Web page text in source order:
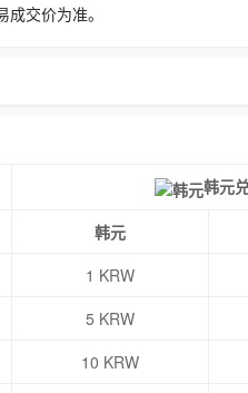
交价为准。
韩元
韩元
1 KRW
5 KRW
10 KRW